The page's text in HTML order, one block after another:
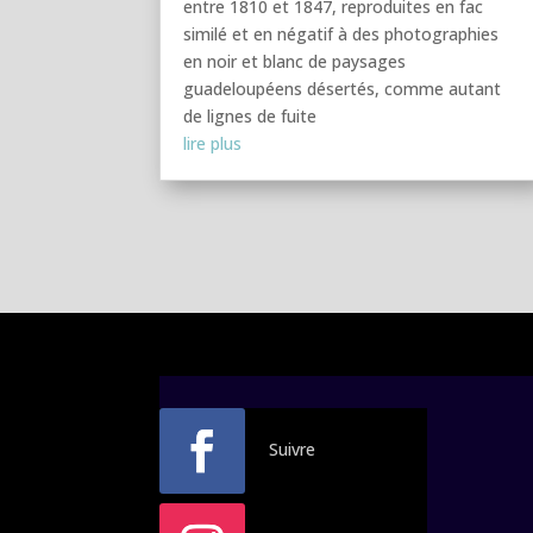
entre 1810 et 1847, reproduites en fac
similé et en négatif à des photographies
en noir et blanc de paysages
guadeloupéens désertés, comme autant
de lignes de fuite
lire plus
Suivre